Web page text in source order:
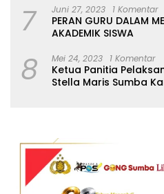
7 Juni 27, 2023 1 Komentar
PERAN GURU DALAM
AKADEMIK SISWA
8 Mei 24, 2023 1 Komentar
Ketua Panitia
Stella Maris Sumba